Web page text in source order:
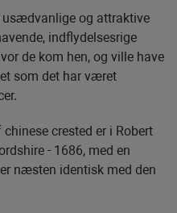
usædvanlige og attraktive
indflydelsesrige
de kom hen, og ville have
som det har været
crested er i Robert
- 1686, med en
næsten identisk med den